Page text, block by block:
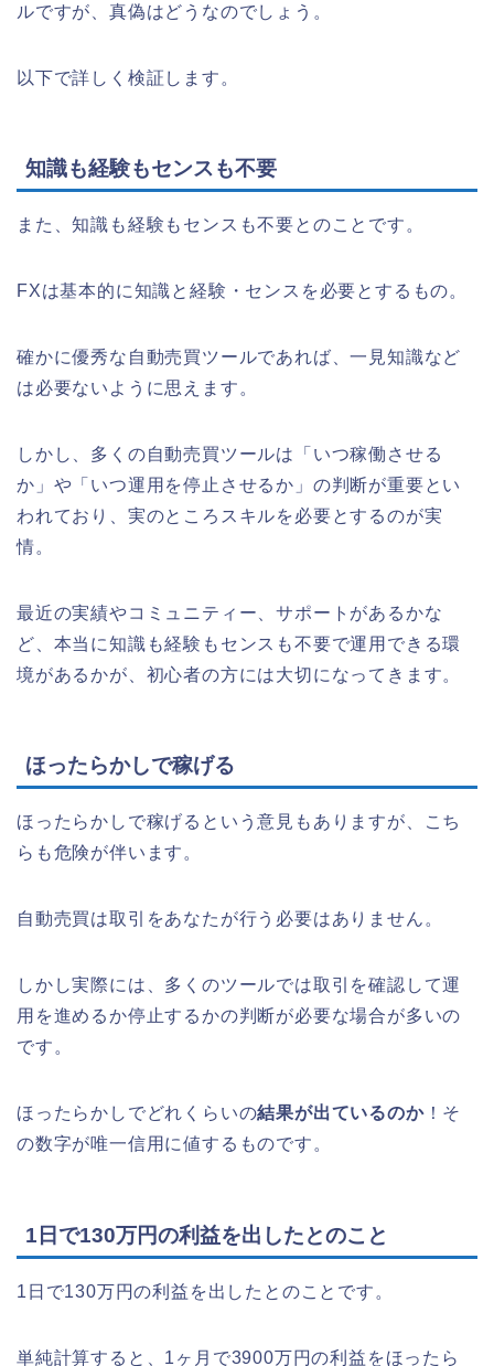
ルですが、真偽はどうなのでしょう。
以下で詳しく検証します。
知識も経験もセンスも不要
また、知識も経験もセンスも不要とのことです。
FXは基本的に知識と経験・センスを必要とするもの。
確かに優秀な自動売買ツールであれば、一見知識など
は必要ないように思えます。
しかし、多くの自動売買ツールは「いつ稼働させる
か」や「いつ運用を停止させるか」の判断が重要とい
われており、実のところスキルを必要とするのが実
情。
最近の実績やコミュニティー、サポートがあるかな
ど、本当に知識も経験もセンスも不要で運用できる環
境があるかが、初心者の方には大切になってきます。
ほったらかしで稼げる
ほったらかしで稼げるという意見もありますが、こち
らも危険が伴います。
自動売買は取引をあなたが行う必要はありません。
しかし実際には、多くのツールでは取引を確認して運
用を進めるか停止するかの判断が必要な場合が多いの
です。
ほったらかしでどれくらいの結果が出ているのか！そ
の数字が唯一信用に値するものです。
1日で130万円の利益を出したとのこと
1日で130万円の利益を出したとのことです。
単純計算すると、1ヶ月で3900万円の利益をほったら